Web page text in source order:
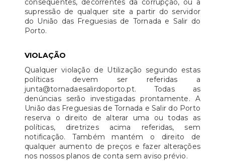
consequentes, decorrentes da corrupção, ou a
supressão de qualquer site a partir do servidor
do União das Freguesias de Tornada e Salir do
Porto.
VIOLAÇÃO
Qualquer violação de Utilização segundo estas
políticas devem ser referidas a
junta@tornadaesalirdoporto.pt. Todas as
denúncias serão investigadas prontamente. A
União das Freguesias de Tornada e Salir do Porto
reserva o direito de alterar uma ou todas as
políticas, diretrizes acima referidas, sem
notificação. Também mantém o direito de
qualquer aumento de preços e fazer alterações
nos nossos planos de conta sem aviso prévio.